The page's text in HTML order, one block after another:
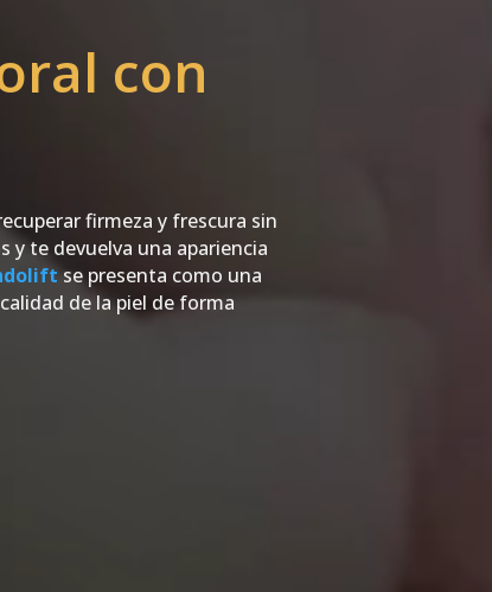
con
firmeza y frescura sin
te devuelva una apariencia
se presenta como una
de la piel de forma